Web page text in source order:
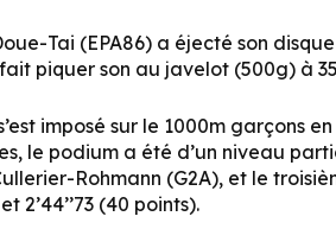
Tai (EPA86) a éjecté son
piquer son au javelot (500g) à
imposé sur le 1000m garçons en
le podium a été d’un niveau
Rohmann (G2A), et le
2’44’’73 (40 points).